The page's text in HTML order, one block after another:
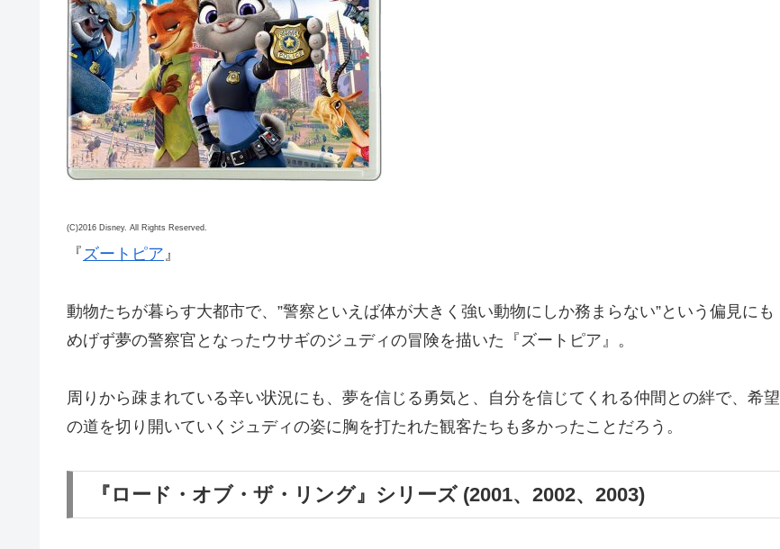
(C)2016 Disney. All Rights Reserved.
『 ズートピア 』
動物たちが暮らす大都市で、”警察といえば体が大きく強い動物にしか務まらない”という偏見にも
めげず夢の警察官となったウサギのジュディの冒険を描いた『ズートピア』。
周りから疎まれている辛い状況にも、夢を信じる勇気と、自分を信じてくれる仲間との絆で、希望
の道を切り開いていくジュディの姿に胸を打たれた観客たちも多かったことだろう。
『ロード・オブ・ザ・リング』シリーズ (2001、2002、2003)